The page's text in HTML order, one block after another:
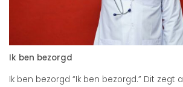
Ik ben bezorgd
Ik ben bezorgd “Ik ben bezorgd.” Dit zegt